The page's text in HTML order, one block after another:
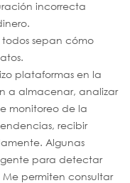
incorrecta
sepan cómo
plataformas en la
a almacenar, analizar
monitoreo de la
recibir
Algunas
para detectar
permiten consultar